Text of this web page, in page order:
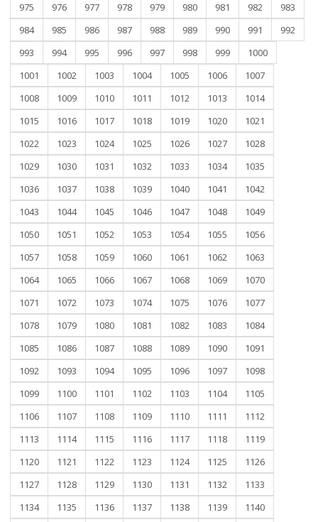
975
976 977 978 979 980 981 982
983
984
985 986 987 988 989 990 991
992
993
994 995 996 997 998 999
1000
1001
1002 1003 1004 1005 1006
1007
1008
1009 1010 1011 1012 1013
1014
1015
1016 1017 1018 1019 1020
1021
1022
1023 1024 1025 1026 1027
1028
1029
1030 1031 1032 1033 1034
1035
1036
1037 1038 1039 1040 1041
1042
1043
1044 1045 1046 1047 1048
1049
1050
1051 1052 1053 1054 1055
1056
1057
1058 1059 1060 1061 1062
1063
1064
1065 1066 1067 1068 1069
1070
1071
1072 1073 1074 1075 1076
1077
1078
1079 1080 1081 1082 1083
1084
1085
1086 1087 1088 1089 1090
1091
1092
1093 1094 1095 1096 1097
1098
1099
1100 1101 1102 1103 1104
1105
1106
1107 1108 1109 1110 1111
1112
1113
1114 1115 1116 1117 1118
1119
1120
1121 1122 1123 1124 1125
1126
1127
1128 1129 1130 1131 1132
1133
1134
1135 1136 1137 1138 1139
1140